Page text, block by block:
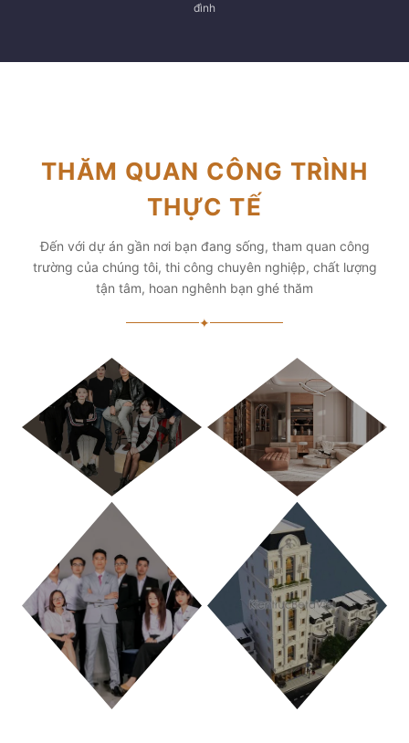
đình
THĂM QUAN CÔNG TRÌNH
THỰC TẾ
Đến với dự án gần nơi bạn đang sống, tham quan công
trường của chúng tôi, thi công chuyên nghiệp, chất lượng
tận tâm, hoan nghênh bạn ghé thăm
✦
TP. HỒ CHÍ MINH